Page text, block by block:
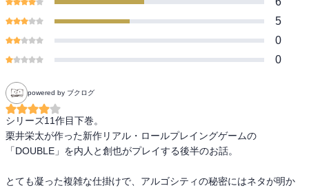
5
0
0
powered by ブクログ
シリーズ11作目下巻。
栗井栄太が作った新作リアル・ロールプレイングゲームの
「DOUBLE」を内人と創也がプレイする後半のお話。
とても凝った複雑な仕掛けで、アルゴシティの秘密にはネタが明か